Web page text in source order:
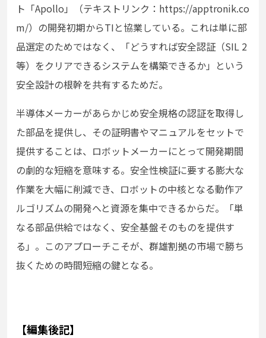
ト「Apollo」（テキストリンク：https://apptronik.co
m/）の開発初期からTIと協業している。これは単に部
品選定のためではなく、「どうすれば安全認証（SIL 2
等）をクリアできるシステムを構築できるか」という
安全設計の根幹を共有するためだ。
半導体メーカーがあらかじめ安全規格の認証を取得し
た部品を提供し、その証明書やマニュアルをセットで
提供することは、ロボットメーカーにとって開発期間
の劇的な短縮を意味する。安全性検証に要する膨大な
作業を大幅に削減でき、ロボットの中核となる動作ア
ルゴリズムの開発へと資源を集中できるからだ。「単
なる部品供給ではなく、安全基盤そのものを提供す
る」。このアプローチこそが、群雄割拠の市場で勝ち
抜くための時間短縮の鍵となる。
【編集後記】